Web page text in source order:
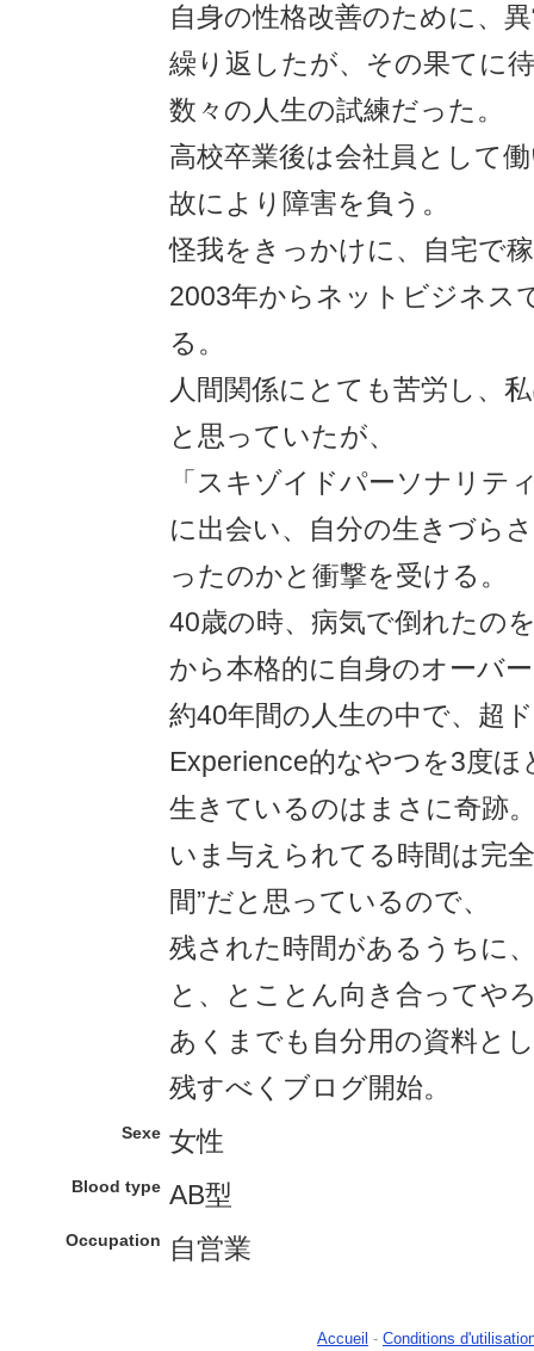
自身の性格改善のために、
繰り返したが、その果てに
数々の人生の試練だった。
高校卒業後は会社員として
故により障害を負う。
怪我をきっかけに、自宅で
2003年からネットビジネス
る。
人間関係にとても苦労し、
と思っていたが、
「スキゾイドパーソナリテ
に出会い、自分の生きづら
ったのかと衝撃を受ける。
40歳の時、病気で倒れたの
から本格的に自身のオーバ
約40年間の人生の中で、超
Experience的なやつを3度
生きているのはまさに奇跡
いま与えられてる時間は完
間”だと思っているので、
残された時間があるうちに
と、とことん向き合ってや
あくまでも自分用の資料と
残すべくブログ開始。
Sexe 女性
Blood type AB型
Occupation 自営業
Accueil - Conditions